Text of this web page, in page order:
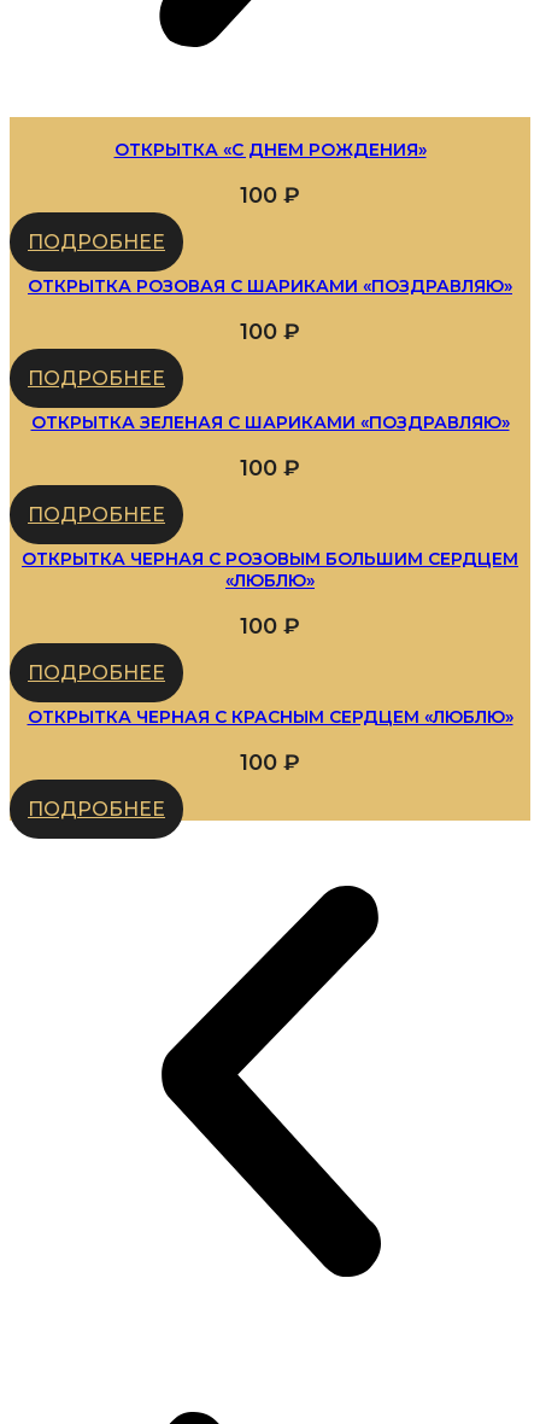
ОТКРЫТКА «С ДНЕМ РОЖДЕНИЯ»
100 ₽
ПОДРОБНЕЕ
ОТКРЫТКА РОЗОВАЯ С ШАРИКАМИ «ПОЗДРАВЛЯЮ»
100 ₽
ПОДРОБНЕЕ
ОТКРЫТКА ЗЕЛЕНАЯ С ШАРИКАМИ «ПОЗДРАВЛЯЮ»
100 ₽
ПОДРОБНЕЕ
ОТКРЫТКА ЧЕРНАЯ С РОЗОВЫМ БОЛЬШИМ СЕРДЦЕМ
«ЛЮБЛЮ»
100 ₽
ПОДРОБНЕЕ
ОТКРЫТКА ЧЕРНАЯ С КРАСНЫМ СЕРДЦЕМ «ЛЮБЛЮ»
100 ₽
ПОДРОБНЕЕ